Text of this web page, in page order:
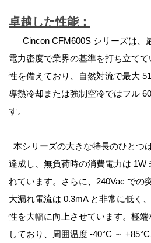
卓越した性能：
Cincon CFM600S シリーズは、
電力密度で業界の基準を打ち立て
性を備えており、
自然対流で最大
導熱冷却または強制空冷ではフル
す。
本シリーズの大きな特長のひとつ
達成し、無負荷時の消費電力は 1W
れています。さらに、240Vac での
大漏れ電流は 0.3mA と非常に低く
性を大幅に向上させています。極
しており、周囲温度 -40°C ～ +85°C